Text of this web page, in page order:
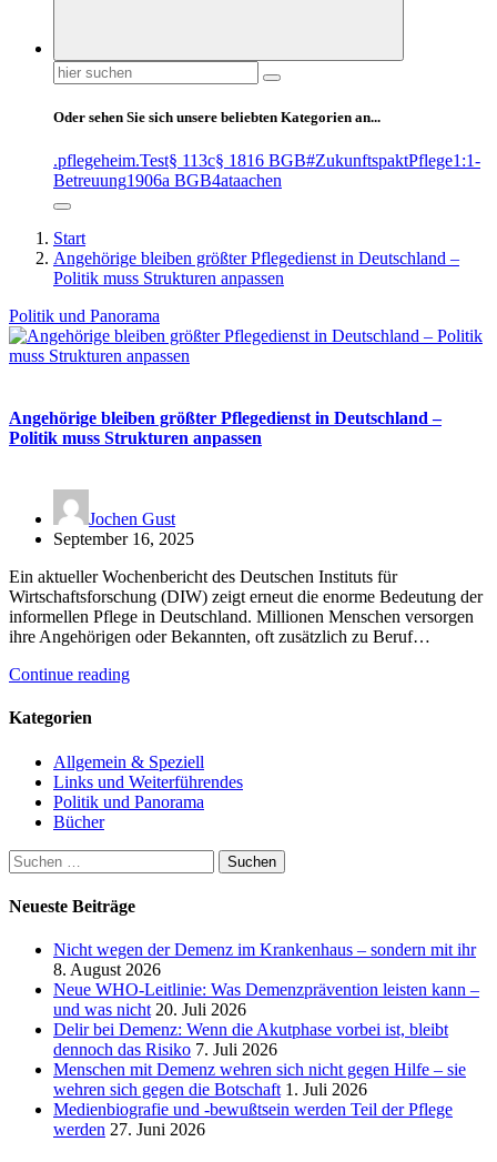
Suchen
nach:
Oder sehen Sie sich unsere beliebten Kategorien an...
.pflegeheim.Test§ 113c§ 1816 BGB#ZukunftspaktPflege1:1-
Betreuung1906a BGB4ataachen
Start
Angehörige bleiben größter Pflegedienst in Deutschland –
Politik muss Strukturen anpassen
Politik und Panorama
Angehörige bleiben größter Pflegedienst in Deutschland –
Politik muss Strukturen anpassen
Jochen Gust
September 16, 2025
Ein aktueller Wochenbericht des Deutschen Instituts für
Wirtschaftsforschung (DIW) zeigt erneut die enorme Bedeutung der
informellen Pflege in Deutschland. Millionen Menschen versorgen
ihre Angehörigen oder Bekannten, oft zusätzlich zu Beruf…
Continue reading
Kategorien
Allgemein & Speziell
Links und Weiterführendes
Politik und Panorama
Bücher
Suchen
nach:
Neueste Beiträge
Nicht wegen der Demenz im Krankenhaus – sondern mit ihr
8. August 2026
Neue WHO-Leitlinie: Was Demenzprävention leisten kann –
und was nicht 20. Juli 2026
Delir bei Demenz: Wenn die Akutphase vorbei ist, bleibt
dennoch das Risiko 7. Juli 2026
Menschen mit Demenz wehren sich nicht gegen Hilfe – sie
wehren sich gegen die Botschaft 1. Juli 2026
Medienbiografie und -bewußtsein werden Teil der Pflege
werden 27. Juni 2026